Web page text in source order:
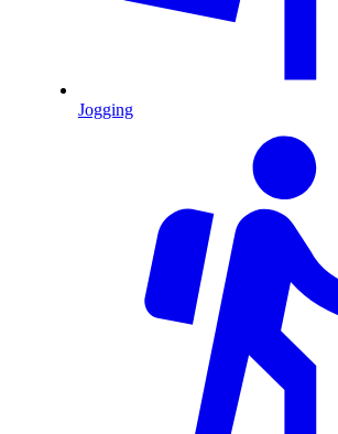
Jogging